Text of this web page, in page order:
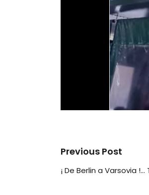
Previous Post
¡ De Berlin a Varsovia !…